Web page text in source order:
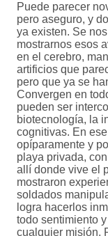
Puede parecer
pero aseguro, y
ya existen. Se
mostrarnos esos
en el cerebro,
artificios que
pero que ya se
Convergen en
pueden ser
biotecnología, la
cognitivas. En
opíparamente y
playa privada,
allí donde vive el
mostraron
soldados
logra hacerlos
todo sentimiento
cualquier misión.